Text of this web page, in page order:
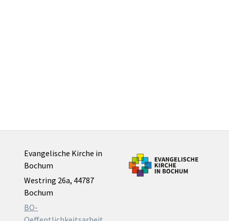
Evangelische Kirche in
Bochum
Westring 26a, 44787
Bochum
BO-